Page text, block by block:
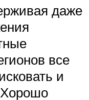
даже
все
и
Хорошо